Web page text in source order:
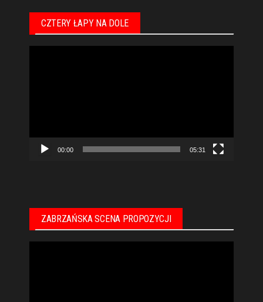
CZTERY ŁAPY NA DOLE
00:00 05:31
ZABRZAŃSKA SCENA PROPOZYCJI